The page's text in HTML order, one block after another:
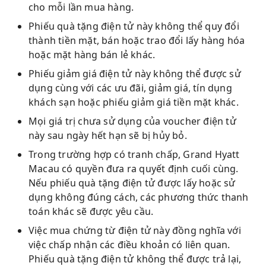
cho mỗi lần mua hàng.
Phiếu quà tặng điện tử này không thể quy đổi
thành tiền mặt, bán hoặc trao đổi lấy hàng hóa
hoặc mặt hàng bán lẻ khác.
Phiếu giảm giá điện tử này không thể được sử
dụng cùng với các ưu đãi, giảm giá, tín dụng
khách sạn hoặc phiếu giảm giá tiền mặt khác.
Mọi giá trị chưa sử dụng của voucher điện tử
này sau ngày hết hạn sẽ bị hủy bỏ.
Trong trường hợp có tranh chấp, Grand Hyatt
Macau có quyền đưa ra quyết định cuối cùng.
Nếu phiếu quà tặng điện tử được lấy hoặc sử
dụng không đúng cách, các phương thức thanh
toán khác sẽ được yêu cầu.
Việc mua chứng từ điện tử này đồng nghĩa với
việc chấp nhận các điều khoản có liên quan.
Phiếu quà tặng điện tử không thể được trả lại,